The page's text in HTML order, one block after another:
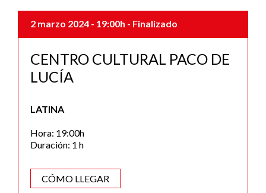
2 marzo 2024 - 19:00h - Finalizado
CENTRO CULTURAL PACO DE
LUCÍA
LATINA
Hora: 19:00h
Duración: 1 h
CÓMO LLEGAR